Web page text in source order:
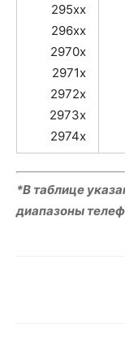
295xx
296xx
2970x
2971x
2972x
2973x
2974x
*В таблице
диапазоны